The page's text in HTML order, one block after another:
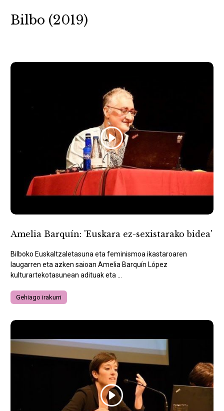
Bilbo (2019)
Amelia Barquín: 'Euskara ez-sexistarako bidea'
Bilboko Euskaltzaletasuna eta feminismoa ikastaroaren
laugarren eta azken saioan Amelia Barquín López
kulturartekotasunean adituak eta ...
Gehiago irakurri